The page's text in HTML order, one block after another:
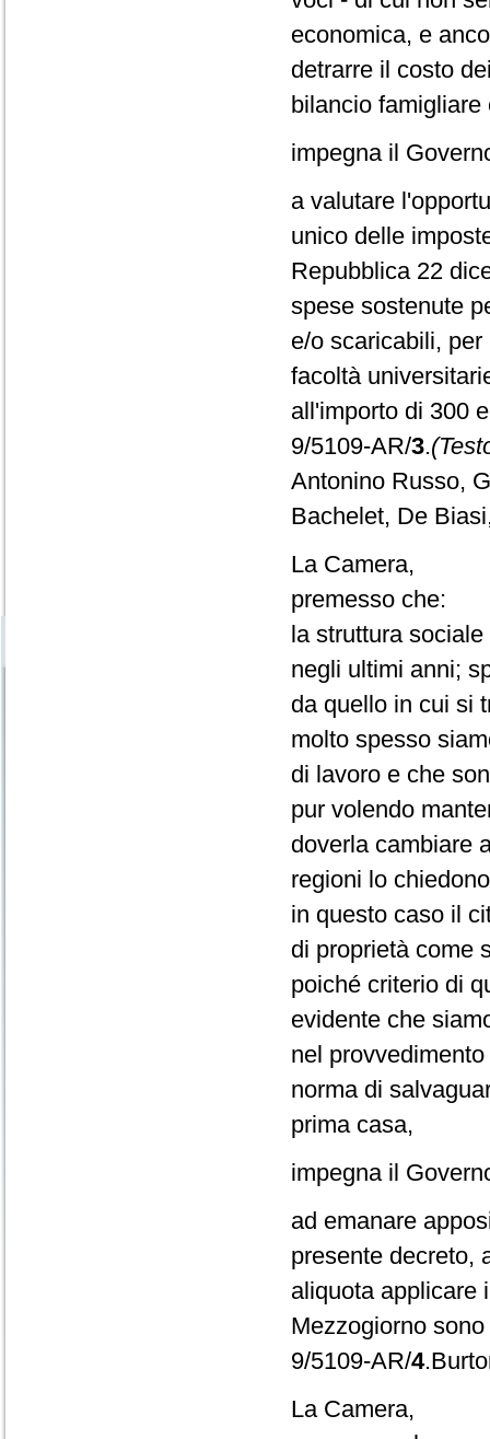
economica, e
detrarre il costo
bilancio
impegna il
a valutare
unico delle
Repubblica 22
spese sostenute
e/o scaricabili,
facoltà
all'importo di 300
9/5109-AR/3.
Antonino Russo,
Bachelet, De
La Camera,
premesso che:
la struttura
negli ultimi anni;
da quello in cui si
molto spesso
di lavoro e che
pur volendo
doverla cambiare
regioni lo
in questo caso il
di proprietà come
poiché criterio di
evidente che
nel
norma di
prima casa,
impegna il
ad emanare
presente decreto,
aliquota applicare
Mezzogiorno
9/5109-AR/4
La Camera,